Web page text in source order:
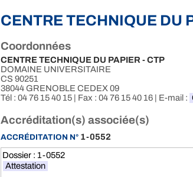
CENTRE TECHNIQUE DU
Coordonnées
CENTRE TECHNIQUE DU PAPIER - CTP
DOMAINE UNIVERSITAIRE
CS 90251
38044 GRENOBLE CEDEX 09
Tél : 04 76 15 40 15 | Fax : 04 76 15 40 16 | E-mail :
Accréditation(s) associée(s)
ACCRÉDITATION N° 1-0552
Dossier : 1-0552
Attestation